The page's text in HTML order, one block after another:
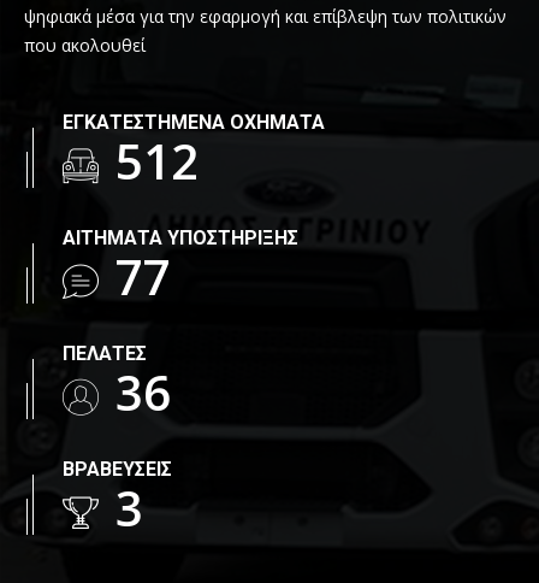
ψηφιακά μέσα για την εφαρμογή και επίβλεψη των πολιτικών
που ακολουθεί
ΕΓΚΑΤΕΣΤΗΜΕΝΑ ΟΧΗΜΑΤΑ
717
ΑΙΤΗΜΑΤΑ ΥΠΟΣΤΗΡΙΞΗΣ
108
ΠΕΛΑΤΕΣ
50
ΒΡΑΒΕΥΣΕΙΣ
4